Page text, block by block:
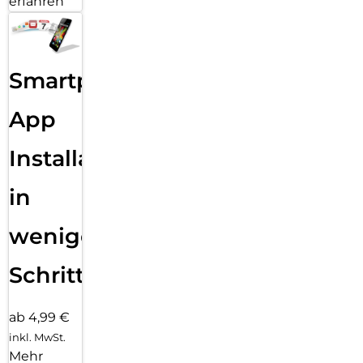
Smartphone
App
Installation
in
wenigen
Schritten
ab 4,99 €
inkl. MwSt.
Mehr